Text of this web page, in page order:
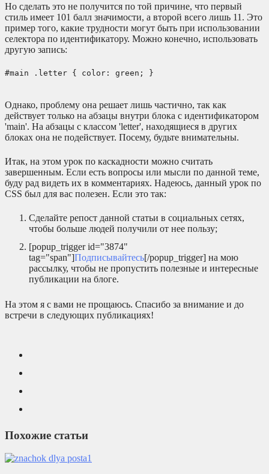
Но сделать это не получится по той причине, что первый
стиль имеет 101 балл значимости, а второй всего лишь 11. Это
пример того, какие трудности могут быть при использовании
селектора по идентификатору. Можно конечно, использовать
другую запись:
#main .letter { color: green; }
Однако, проблему она решает лишь частично, так как
действует только на абзацы внутри блока с идентификатором
'main'. На абзацы с классом 'letter', находящиеся в других
блоках она не подействует. Посему, будьте внимательны.
Итак, на этом урок по каскадности можно считать
завершенным. Если есть вопросы или мысли по данной теме,
буду рад видеть их в комментариях. Надеюсь, данный урок по
CSS был для вас полезен. Если это так:
Сделайте репост данной статьи в социальных сетях,
чтобы больше людей получили от нее пользу;
[popup_trigger id="3874"
tag="span"]Подписывайтесь[/popup_trigger] на мою
рассылку, чтобы не пропустить полезные и интересные
публикации на блоге.
На этом я с вами не прощаюсь. Спасибо за внимание и до
встречи в следующих публикациях!
Похожие статьи